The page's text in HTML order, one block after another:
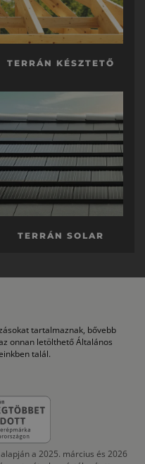
TERRÁN KÉSZTETŐ
TERRÁN SOLAR
tartalmaznak, bővebb
onnan letölthető Általános
talál.
a 2025. március és 2026